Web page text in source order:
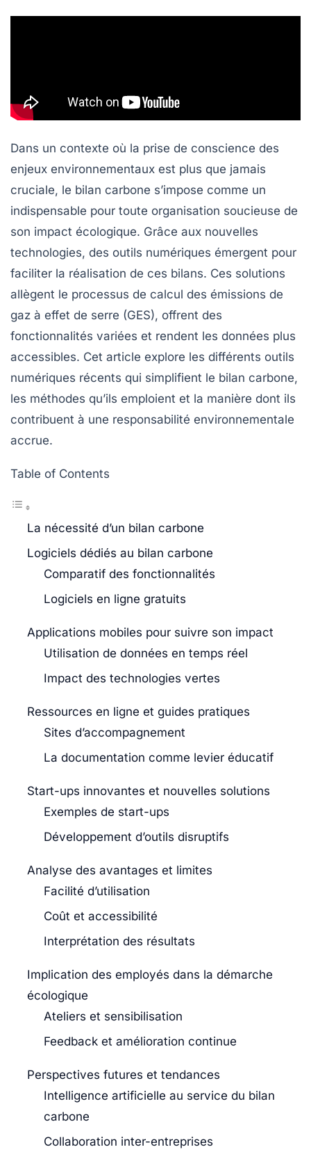
Dans un contexte où la prise de conscience des
enjeux environnementaux est plus que jamais
cruciale, le bilan carbone s’impose comme un
indispensable pour toute organisation soucieuse de
son impact écologique. Grâce aux nouvelles
technologies, des outils numériques émergent pour
faciliter la réalisation de ces bilans. Ces solutions
allègent le processus de calcul des émissions de
gaz à effet de serre (GES), offrent des
fonctionnalités variées et rendent les données plus
accessibles. Cet article explore les différents outils
numériques récents qui simplifient le bilan carbone,
les méthodes qu’ils emploient et la manière dont ils
contribuent à une responsabilité environnementale
accrue.
Table of Contents
La nécessité d’un bilan carbone
Logiciels dédiés au bilan carbone
Comparatif des fonctionnalités
Logiciels en ligne gratuits
Applications mobiles pour suivre son impact
Utilisation de données en temps réel
Impact des technologies vertes
Ressources en ligne et guides pratiques
Sites d’accompagnement
La documentation comme levier éducatif
Start-ups innovantes et nouvelles solutions
Exemples de start-ups
Développement d’outils disruptifs
Analyse des avantages et limites
Facilité d’utilisation
Coût et accessibilité
Interprétation des résultats
Implication des employés dans la démarche
écologique
Ateliers et sensibilisation
Feedback et amélioration continue
Perspectives futures et tendances
Intelligence artificielle au service du bilan
carbone
Collaboration inter-entreprises